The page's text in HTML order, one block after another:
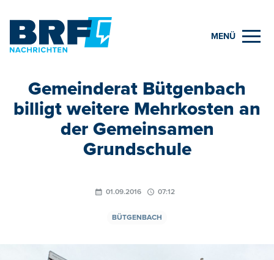
MENÜ
Gemeinderat Bütgenbach
billigt weitere Mehrkosten an
der Gemeinsamen
Grundschule
01.09.2016 07:12
BÜTGENBACH